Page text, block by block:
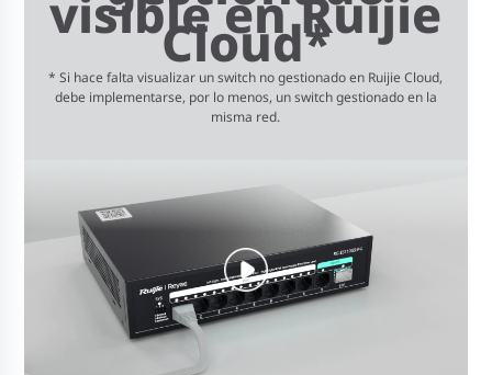
Cloud*
* Si hace falta visualizar un switch no gestionado en Ruijie Cloud,
debe implementarse, por lo menos, un switch gestionado en la
misma red.